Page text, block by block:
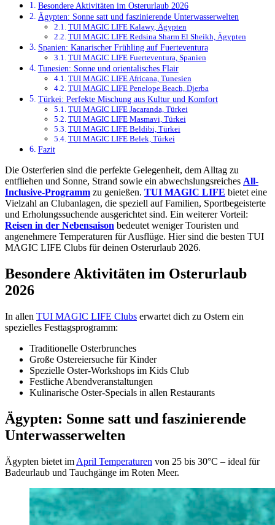
Besondere Aktivitäten im Osterurlaub 2026
Ägypten: Sonne satt und faszinierende Unterwasserwelten
TUI MAGIC LIFE Kalawy, Ägypten
TUI MAGIC LIFE Redsina Sharm El Sheikh, Ägypten
Spanien: Kanarischer Frühling auf Fuerteventura
TUI MAGIC LIFE Fuerteventura, Spanien
Tunesien: Sonne und orientalisches Flair
TUI MAGIC LIFE Africana, Tunesien
TUI MAGIC LIFE Penelope Beach, Djerba
Türkei: Perfekte Mischung aus Kultur und Komfort
TUI MAGIC LIFE Jacaranda, Türkei
TUI MAGIC LIFE Masmavi, Türkei
TUI MAGIC LIFE Beldibi, Türkei
TUI MAGIC LIFE Belek, Türkei
Fazit
Die Osterferien sind die perfekte Gelegenheit, dem Alltag zu
entfliehen und Sonne, Strand sowie ein abwechslungsreiches All-
Inclusive-Programm zu genießen. TUI MAGIC LIFE bietet eine
Vielzahl an Clubanlagen, die speziell auf Familien, Sportbegeisterte
und Erholungssuchende ausgerichtet sind. Ein weiterer Vorteil:
Reisen in der Nebensaison bedeutet weniger Touristen und
angenehmere Temperaturen für Ausflüge. Hier sind die besten TUI
MAGIC LIFE Clubs für deinen Osterurlaub 2026.
Besondere Aktivitäten im Osterurlaub
2026
In allen TUI MAGIC LIFE Clubs erwartet dich zu Ostern ein
spezielles Festtagsprogramm:
Traditionelle Osterbrunches
Große Ostereiersuche für Kinder
Spezielle Oster-Workshops im Kids Club
Festliche Abendveranstaltungen
Kulinarische Oster-Specials in allen Restaurants
Ägypten: Sonne satt und faszinierende
Unterwasserwelten
Ägypten bietet im April Temperaturen von 25 bis 30°C – ideal für
Badeurlaub und Tauchgänge im Roten Meer.